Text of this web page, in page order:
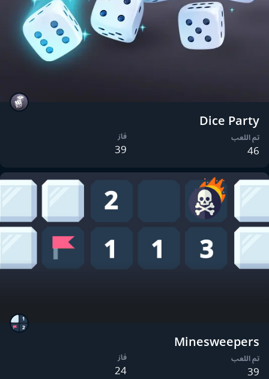
Dice Party
تم اللعب
46
فاز
39
Minesweepers
تم اللعب
39
فاز
24